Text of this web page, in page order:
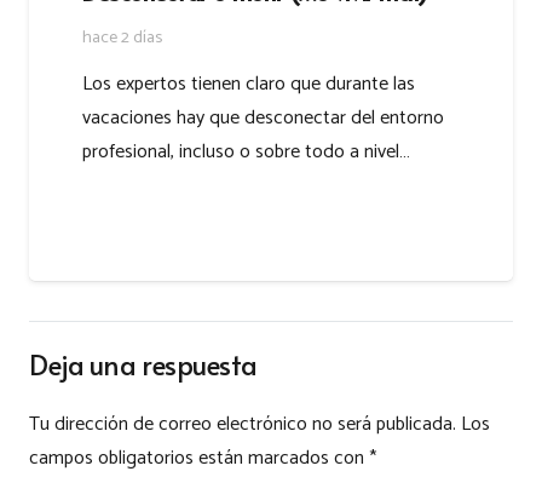
hace 2 días
Los expertos tienen claro que durante las
vacaciones hay que desconectar del entorno
profesional, incluso o sobre todo a nivel…
Deja una respuesta
Tu dirección de correo electrónico no será publicada. Los
campos obligatorios están marcados con*